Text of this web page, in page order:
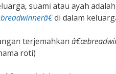
suami atau ayah
di dalam
terjemahkan
roti)